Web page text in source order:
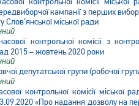
кампанії з перших
міської ради
контрольної комісії з
2015 – жовтень 2020 роки
депутатської групи (робочої
контрольної комісії міської
«Про надання дозволу на